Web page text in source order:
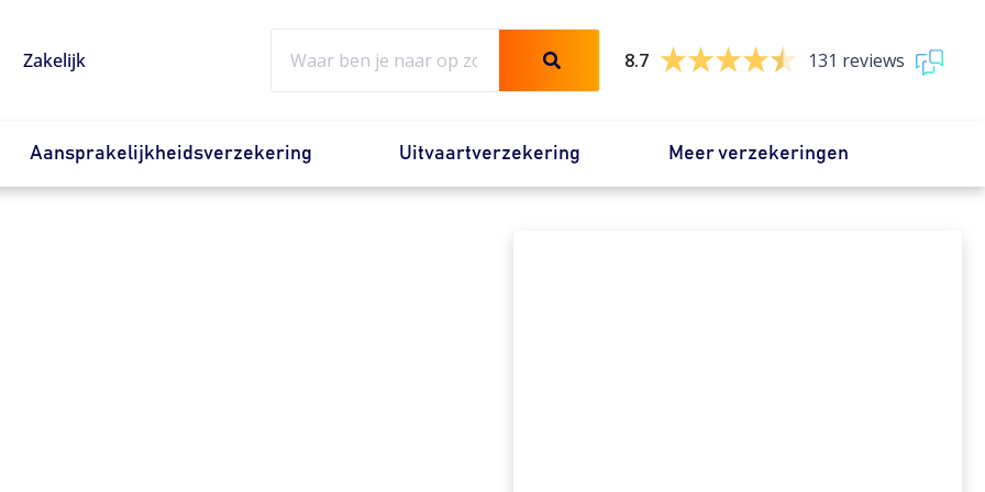
Zakelijk
8.7
131 reviews
Aansprakelijkheidsverzekering Uitvaartverzekering Meer verzekeringen